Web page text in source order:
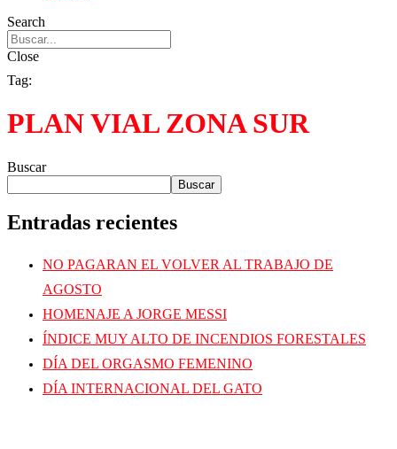
Search
Close
Tag:
PLAN VIAL ZONA SUR
Buscar
Buscar
Entradas recientes
NO PAGARAN EL VOLVER AL TRABAJO DE
AGOSTO
HOMENAJE A JORGE MESSI
ÍNDICE MUY ALTO DE INCENDIOS FORESTALES
DÍA DEL ORGASMO FEMENINO
DÍA INTERNACIONAL DEL GATO